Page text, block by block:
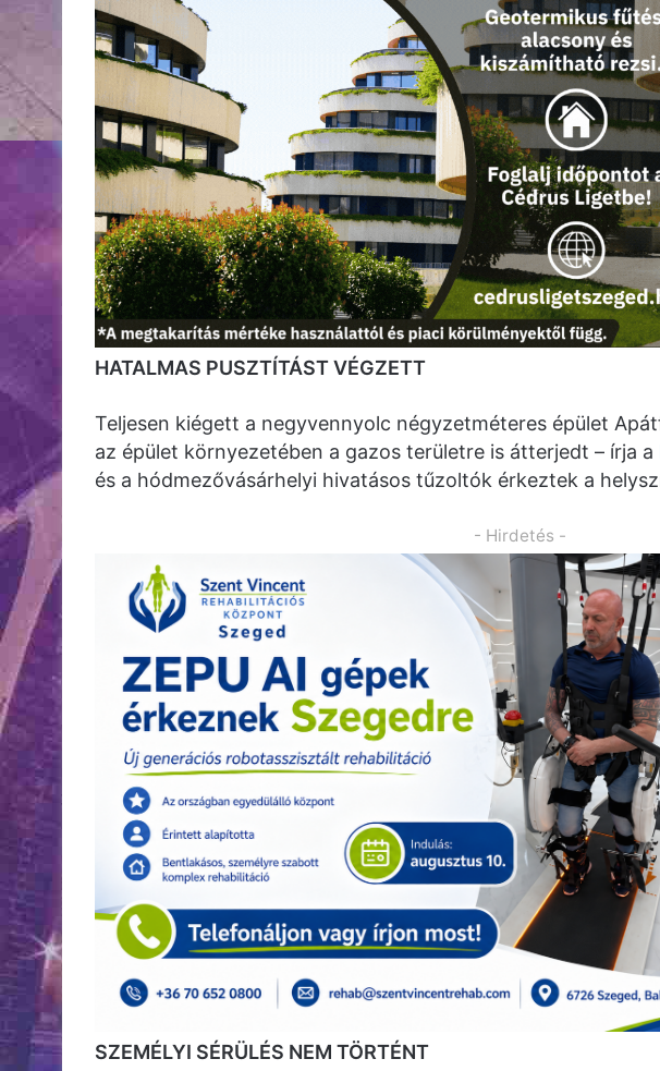
HATALMAS PUSZTÍTÁST VÉGZETT
Teljesen kiégett a negyvennyolc négyzetméteres épület
az épület környezetében a gazos területre is átterjedt – írja a
és a hódmezővásárhelyi hivatásos tűzoltók érkeztek a
- Hirdetés -
SZEMÉLYI SÉRÜLÉS NEM TÖRTÉNT